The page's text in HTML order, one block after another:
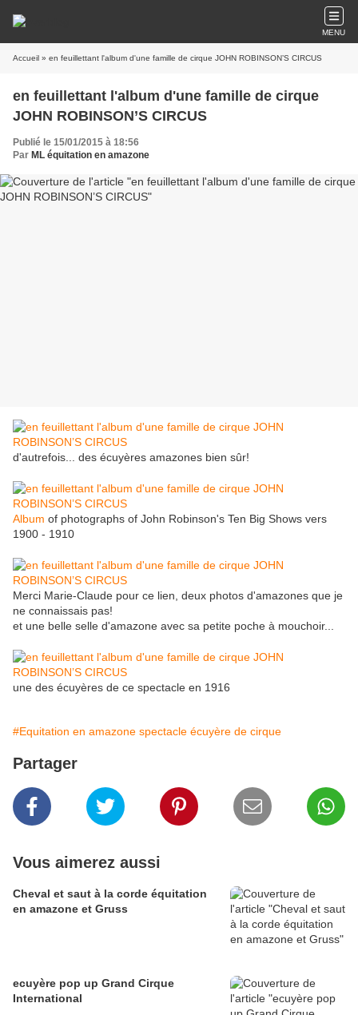
MENU
Accueil » en feuillettant l'album d'une famille de cirque JOHN ROBINSON’S CIRCUS
en feuillettant l'album d'une famille de cirque
JOHN ROBINSON’S CIRCUS
Publié le 15/01/2015 à 18:56
Par ML équitation en amazone
d'autrefois... des écuyères amazones bien sûr!
Album of photographs of John Robinson's Ten Big Shows vers
1900 - 1910
Merci Marie-Claude pour ce lien, deux photos d'amazones que je
ne connaissais pas!
et une belle selle d'amazone avec sa petite poche à mouchoir...
une des écuyères de ce spectacle en 1916
#Equitation en amazone spectacle écuyère de cirque
Partager
Vous aimerez aussi
Cheval et saut à la corde équitation
en amazone et Gruss
ecuyère pop up ‎Grand Cirque
International‎